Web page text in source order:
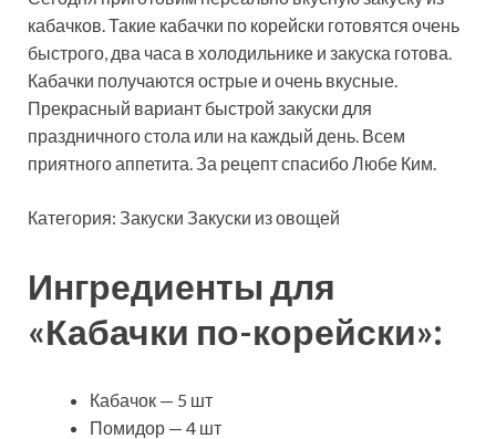
кабачков. Такие кабачки по корейски готовятся очень
быстрого, два часа в холодильнике и закуска готова.
Кабачки получаются острые и очень вкусные.
Прекрасный вариант быстрой закуски для
праздничного стола или на каждый день. Всем
приятного аппетита. За рецепт спасибо Любе Ким.
Категория: Закуски Закуски из овощей
Ингредиенты для
«Кабачки по-корейски»:
Кабачок — 5 шт
Помидор — 4 шт